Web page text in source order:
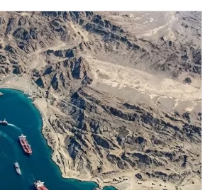
Moody’s-ը IDBank-ի վարկանիշային
հեռանկարը փոխել է դրականի